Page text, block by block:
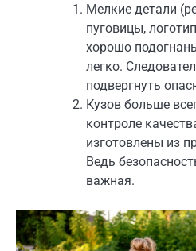
Мелкие детали
пуговицы,
хорошо
легко.
подвергнуть
Кузов больше
контроле
изготовлены из
Ведь
важная.